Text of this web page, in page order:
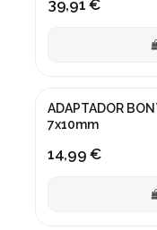
39,91 €
ADAPTADOR
7x10mm
14,99 €